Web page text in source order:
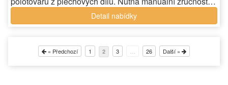
Detail nabídky
« Předchozí 1 2 3 26 Další »